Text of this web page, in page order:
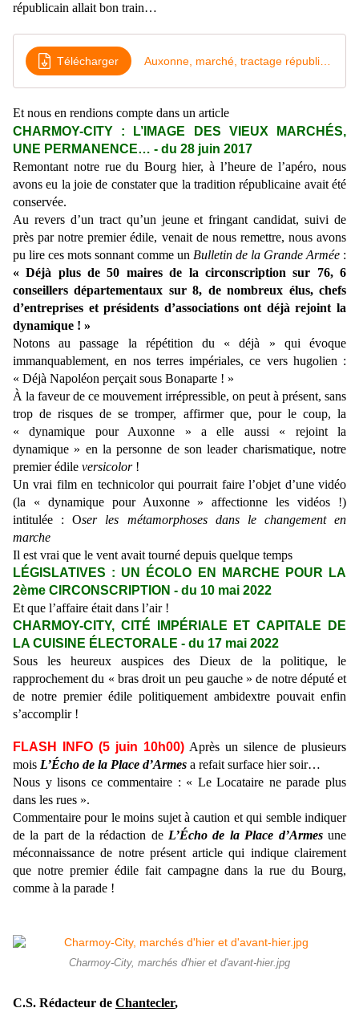
républicain allait bon train…
Télécharger
Et nous en rendions compte dans un article
CHARMOY-CITY : L’IMAGE DES VIEUX MARCHÉS,
UNE PERMANENCE… - du 28 juin 2017
Remontant notrerue du Bourg hier, à l’heure de l’apéro, nous
avons eu la joie de constaterque la tradition républicaine avait été
conservée.
Au revers d’un tract qu’un jeune et fringant candidat, suivi de
près par notre premier édile, venait de nous remettre, nous avons
pu lire ces mots sonnant comme un Bulletin de la Grande Armée :
« Déjà plus de 50 maires de la circonscription sur 76, 6
conseillers départementaux sur 8, de nombreux élus, chefs
d’entreprises et présidents d’associations ont déjà rejoint la
dynamique ! »
Notons au passage la répétition du « déjà » qui évoque
immanquablement, en nos terres impériales, ce vers hugolien :
« Déjà Napoléon perçait sous Bonaparte ! »
À la faveur de ce mouvement irrépressible, on peut à présent, sans
trop de risques de se tromper, affirmer que, pour le coup, la
« dynamique pour Auxonne » a elle aussi « rejoint la
dynamique » en la personne de son leader charismatique, notre
premier édile versicolor!
Un vrai film en technicolor qui pourrait faire l’objet d’une vidéo
(la « dynamique pour Auxonne » affectionne les vidéos !)
intitulée : Oser les métamorphoses dans le changement en
marche
Il est vrai que le vent avait tourné depuis quelque temps
LÉGISLATIVES : UN ÉCOLO EN MARCHE POUR LA
2ème CIRCONSCRIPTION - du 10 mai 2022
Et que l’affaire était dans l’air !
CHARMOY-CITY, CITÉ IMPÉRIALE ET CAPITALE DE
LA CUISINE ÉLECTORALE - du 17 mai 2022
Sous les heureux auspices des Dieux de la politique, le
rapprochement du « bras droit un peu gauche » de notre député et
de notre premier édile politiquement ambidextre pouvait enfin
s’accomplir !
FLASH INFO (5 juin 10h00) Aprèsun silence de plusieurs
mois L’Écho de la Place d’Armes a refait surface hier soir…
Nous y lisons ce commentaire : « Le Locataire ne parade plus
dans les rues ».
Commentairepour le moins sujet à caution et qui semble indiquer
de la part de la rédaction de L’Écho de la Place d’Armes une
méconnaissance de notre présent articlequi indique clairement
que notre premier édile fait campagne dans la rue du Bourg,
comme à la parade !
Charmoy-City, marchés d'hier et d'avant-hier.jpg
C.S. Rédacteur de Chantecler,